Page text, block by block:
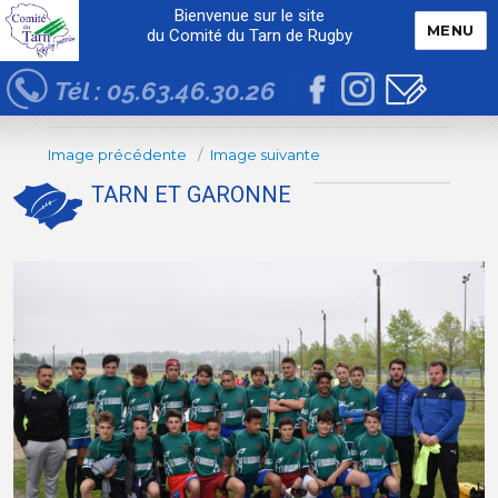
Bienvenue sur le site
du Comité du Tarn de Rugby
Tél : 05.63.46.30.26
MENU
Image précédente Image suivante
TARN ET GARONNE